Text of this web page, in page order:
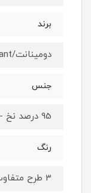
برند
دومینانت/dominant
جنس
95 درصد نخ - 5 درصد الستان
رنگ
3 طرح متفاوت (طبق عکس)